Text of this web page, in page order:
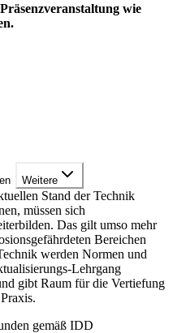
wie
Weitere
Stand der Technik
müssen sich
Das gilt umso mehr
Bereichen
werden Normen und
Lehrgang
gibt Raum für die Vertiefung
gemäß IDD